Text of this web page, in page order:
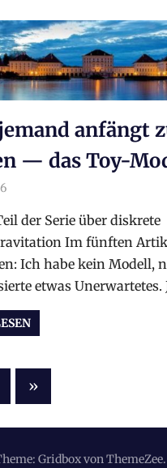
anfängt
— das Toy-
der Serie über diskrete
Im fünften
Ich habe kein Modell,
etwas Unerwartetes.
Nächste
Beiträge
»
Gridbox von ThemeZee.